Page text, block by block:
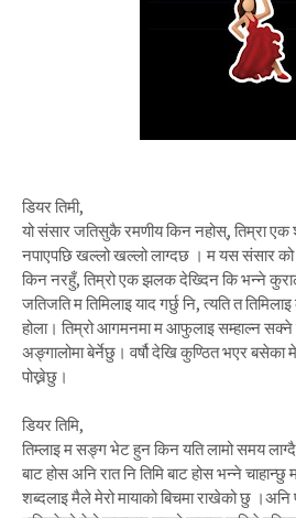
डियर तिमी,
यो संसार जतिसुकै रमणीय किन नहोस्, तिम्रा एक
नपाएपछि खल्लो खल्लो लाग्दछ । म यस संसार को
किन नरहुँ, तिम्रो एक झलक देख्दिन कि भन्ने
जतिजति म तिमिलाइ याद गर्छु नि, त्यति त
होला। तिम्रो आगमनमा म आफुलाइ सम्हाल्न सक्ने
अङ्गालोमा बेर्नेछु। वर्षौ देखि कुण्ठित भएर बसेका
पोख्नेछु।
डियर तिमि,
तिम्लाइ म सङ्ग भेट हुन किन यति लामो समय
बाट होस अनि रात नि तिमि बाट होस भन्ने
शब्दलाइ मैले मेरो मायाको बिचमा राखेको छु ।अनि